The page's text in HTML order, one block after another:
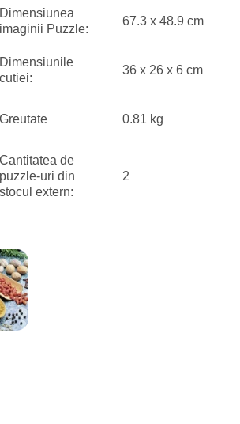
Dimensiunea
imaginii Puzzle:
67.3 x 48.9 cm
Dimensiunile
cutiei:
36 x 26 x 6 cm
Greutate 0.81 kg
Cantitatea de
puzzle-uri din
stocul extern:
2